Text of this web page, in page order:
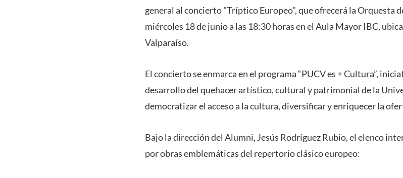
general al concierto "Tríptico Europeo", que ofrecerá la Orquesta
miércoles 18 de junio a las 18:30 horas en el Aula Mayor IBC,
Valparaíso.
El concierto se enmarca en el programa “PUCV es + Cultura”,
desarrollo del quehacer artístico, cultural y patrimonial de la
democratizar el acceso a la cultura, diversificar y enriquecer la
Bajo la dirección del Alumni, Jesús Rodríguez Rubio, el elenco
por obras emblemáticas del repertorio clásico europeo: